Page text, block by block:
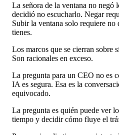
La señora de la ventana no negó
decidió no escucharlo. Negar
Subir la ventana solo requiere no
tienes.
Los marcos que se cierran sobre
Son racionales en exceso.
La pregunta para un CEO no es
IA es segura. Esa es la
equivocado.
La pregunta es quién puede ver
tiempo y decidir cómo fluye el